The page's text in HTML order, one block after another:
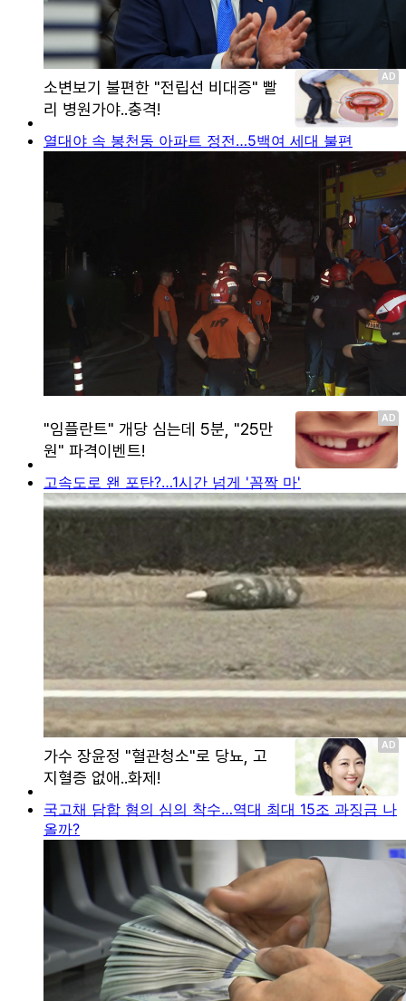
열대야 속 봉천동 아파트 정전…5백여 세대 불편
고속도로 왠 포탄?…1시간 넘게 '꼼짝 마'
국고채 담합 혐의 심의 착수…역대 최대 15조 과징금 나
올까?